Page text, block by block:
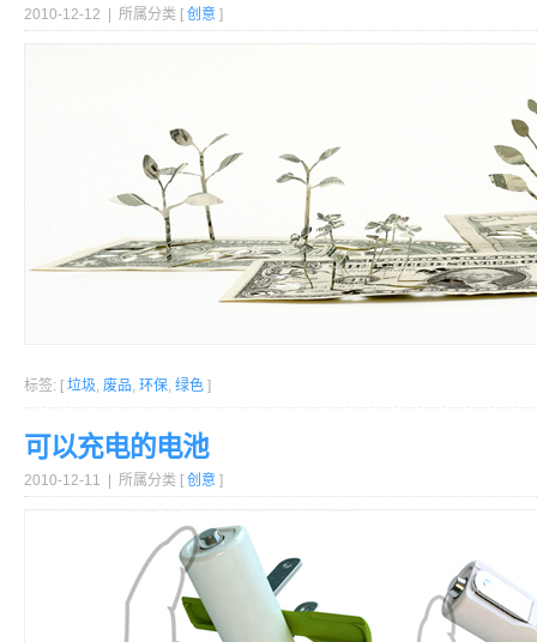
2010-12-12 | 所属分类 [ 创意 ]
标签: [ 垃圾, 废品, 环保, 绿色 ]
可以充电的电池
2010-12-11 | 所属分类 [ 创意 ]